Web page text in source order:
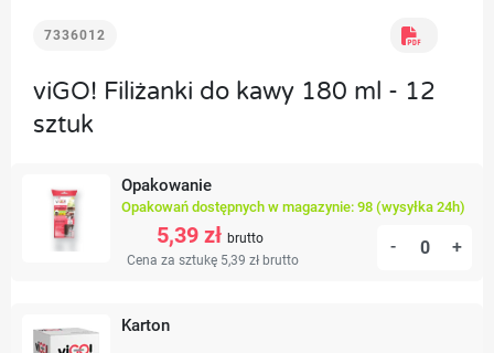
7336012
viGO! Filiżanki do kawy 180 ml - 12
sztuk
Opakowanie
Opakowań dostępnych w magazynie: 98 (wysyłka 24h)
5,39 zł brutto
Cena za sztukę 5,39 zł brutto
- +
Karton